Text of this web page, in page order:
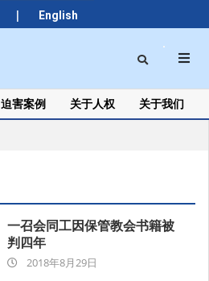
| English
Search
迫害案例 关于人权 关于我们
一召会同工因保管教会书籍被
判四年
2018-2018年8月29日